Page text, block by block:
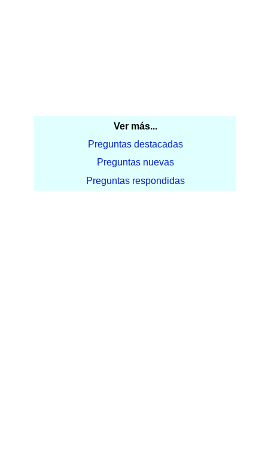
Ver más...
Preguntas destacadas
Preguntas nuevas
Preguntas respondidas